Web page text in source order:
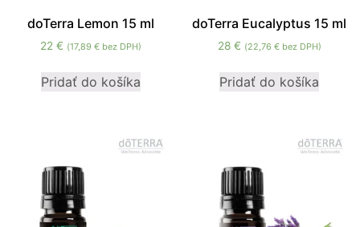
doTerra Lemon 15 ml
22 € (17,89 €bez DPH)
Pridať do košíka
doTerra Eucalyptus 15 ml
28 € (22,76 €bez DPH)
Pridať do košíka